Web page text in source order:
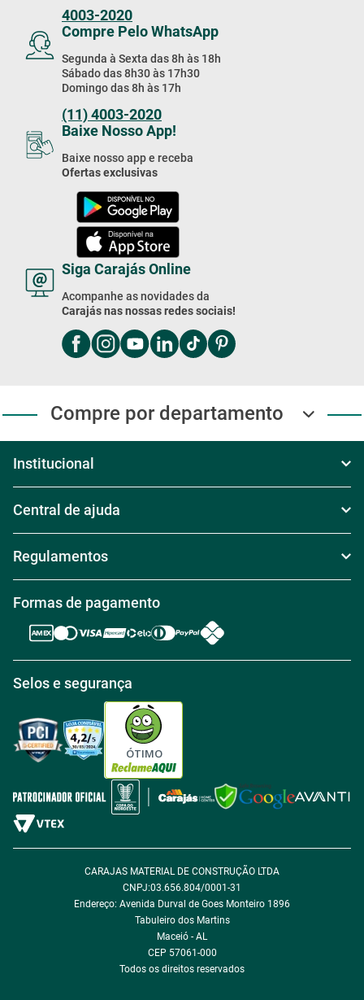
4003-2020
Compre Pelo WhatsApp
Segunda à Sexta das 8h às 18h
Sábado das 8h30 às 17h30
Domingo das 8h às 17h
(11) 4003-2020
Baixe Nosso App!
Baixe nosso app e receba
Ofertas exclusivas
Siga Carajás Online
Acompanhe as novidades da
Carajás nas nossas redes sociais!
Compre por departamento
Institucional
Televendas
Nossas Lojas
Trabalhe conosco
Central de atendimento
Central de ajuda
Política de Troca
Política de Reembolso
Política de Entrega
Política de Privacidade
Política de Cookie
Política de Desconto
Fale com encarregado de dados
Regulamentos
Regras de Desconto
Regulamento Aniversário Premiado
Formas de pagamento
Selos e segurança
ÓTIMO
CARAJAS MATERIAL DE CONSTRUÇÃO LTDA
CNPJ:03.656.804/0001-31
Endereço: Avenida Durval de Goes Monteiro 1896
Tabuleiro dos Martins
Maceió - AL
CEP 57061-000
Todos os direitos reservados